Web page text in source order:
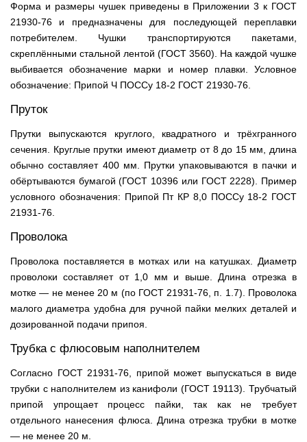
Форма и размеры чушек приведены в Приложении 3 к ГОСТ
21930-76 и предназначены для последующей переплавки
потребителем. Чушки транспортируются пакетами,
скреплёнными стальной лентой (ГОСТ 3560). На каждой чушке
выбивается обозначение марки и номер плавки. Условное
обозначение: Припой Ч ПОССу 18-2 ГОСТ 21930-76.
Пруток
Прутки выпускаются круглого, квадратного и трёхгранного
сечения. Круглые прутки имеют диаметр от 8 до 15 мм, длина
обычно составляет 400 мм. Прутки упаковываются в пачки и
обёртываются бумагой (ГОСТ 10396 или ГОСТ 2228). Пример
условного обозначения: Припой Пт КР 8,0 ПОССу 18-2 ГОСТ
21931-76.
Проволока
Проволока поставляется в мотках или на катушках. Диаметр
проволоки составляет от 1,0 мм и выше. Длина отрезка в
мотке — не менее 20 м (по ГОСТ 21931-76, п. 1.7). Проволока
малого диаметра удобна для ручной пайки мелких деталей и
дозированной подачи припоя.
Трубка с флюсовым наполнителем
Согласно ГОСТ 21931-76, припой может выпускаться в виде
трубки с наполнителем из канифоли (ГОСТ 19113). Трубчатый
припой упрощает процесс пайки, так как не требует
отдельного нанесения флюса. Длина отрезка трубки в мотке
— не менее 20 м.